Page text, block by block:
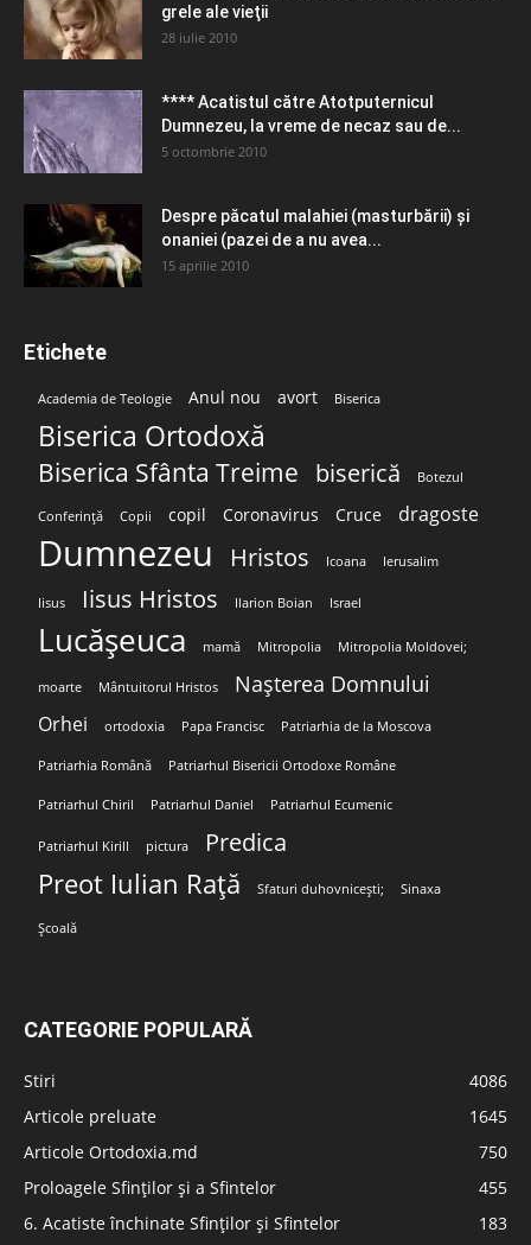
grele ale vieţii
28 iulie 2010
**** Acatistul către Atotputernicul
Dumnezeu, la vreme de necaz sau de...
5 octombrie 2010
Despre păcatul malahiei (masturbării) şi
onaniei (pazei de a nu avea...
15 aprilie 2010
Etichete
Academia de Teologie Anul nou avort Biserica
Biserica Ortodoxă
Biserica Sfânta Treime biserică Botezul
Conferință Copii copil Coronavirus Cruce dragoste
Dumnezeu Hristos Icoana Ierusalim
Iisus Iisus Hristos Ilarion Boian Israel
Lucășeuca mamă Mitropolia Mitropolia Moldovei;
moarte Mântuitorul Hristos Nașterea Domnului
Orhei ortodoxia Papa Francisc Patriarhia de la Moscova
Patriarhia Română Patriarhul Bisericii Ortodoxe Române
Patriarhul Chiril Patriarhul Daniel Patriarhul Ecumenic
Patriarhul Kirill pictura Predica
Preot Iulian Rață Sfaturi duhovnicești; Sinaxa
Școală
CATEGORIE POPULARĂ
Stiri
4086
Articole preluate
1645
Articole Ortodoxia.md
750
Proloagele Sfinților și a Sfintelor
455
6. Acatiste închinate Sfinților și Sfintelor
183